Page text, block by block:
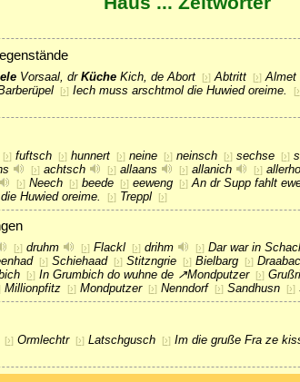
Vorsaal, dr Küche Kich, de Abort [›] Abtritt [›] Almet
[›] Iech muss arschtmol die Huwied oreime. [›
[›] fuftsch [›] hunnert [›] neine [›] neinsch [›] sechse [›]
[›] achtsch [›] allaans [›] allanich [›]
[›] Neech [›] beede [›] eeweng [›] An dr Supp fahlt
Huwied oreime. [›] Treppl [›]
[›] druhm [›] Flackl [›] drihm [›] Dar war in
[›] Schiehaad [›] Stitzngrie [›] Bielbarg [›]
[›] In Grumbich do wuhne de ↗Mondputzer [›]
Millionpfitz [›] Mondputzer [›] Nenndorf [›] Sandhusn [›]
[›] Ormlechtr [›] Latschgusch [›] Im die gruße Fra ze